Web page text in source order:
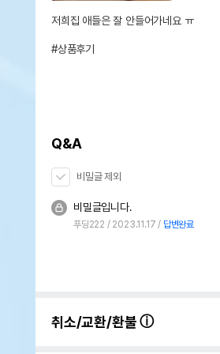
저희집 애들은 잘 안들어가네요 ㅠ
#상품후기
Q&A
비밀글 제외
비밀글입니다.
푸딩222 2023.11.17 답변완료
취소/교환/환불